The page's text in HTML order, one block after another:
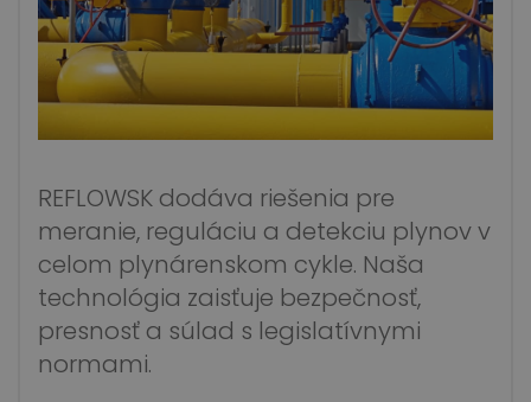
REFLOWSK dodáva riešenia pre
meranie, reguláciu a detekciu plynov v
celom plynárenskom cykle. Naša
technológia zaisťuje bezpečnosť,
presnosť a súlad s legislatívnymi
normami.